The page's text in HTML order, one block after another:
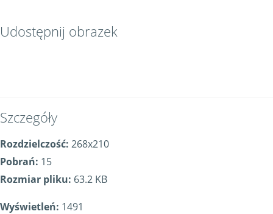
Udostępnij obrazek
Szczegóły
Rozdzielczość: 268x210
Pobrań: 15
Rozmiar pliku: 63.2 KB
Wyświetleń: 1491